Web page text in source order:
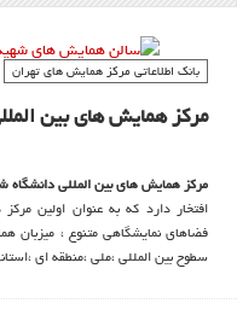
بانک اطلاعاتی مرکز همایش های تهران
مرکز همایش های بین
مرکز همایش های بین المللی دانشگاه
افتخار دارد که به عنوان اولین
فضاهای نمایشگاهی متنوع ، میزبان
سطوح بین المللی ،ملی ،منطقه ای